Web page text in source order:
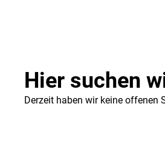
Hier suchen
Derzeit haben wir keine offenen